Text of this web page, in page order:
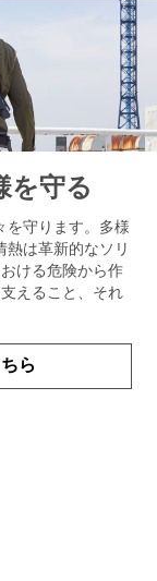
を守る
を守ります。多様
は革新的なソリ
ける危険から作
えること、それ
ら